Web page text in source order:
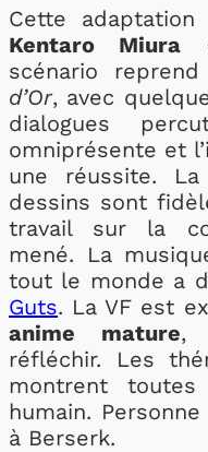
Cette
Kentaro Miura
scénario
d’Or, avec
dialogues
omniprésente et
une réussite.
dessins sont
travail sur la
mené. La
tout le monde a
Guts. La VF est
anime mature,
réfléchir. Les
montrent
humain.
à Berserk.